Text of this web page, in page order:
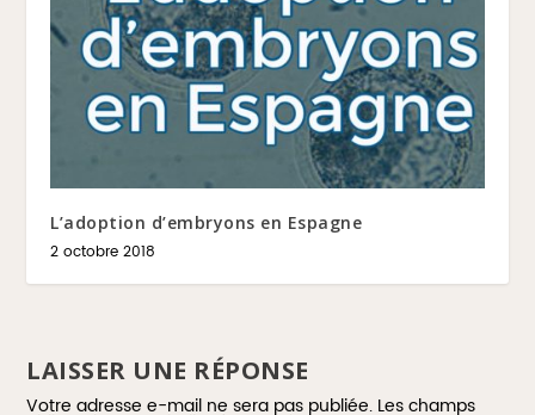
L’adoption d’embryons en Espagne
2 octobre 2018
LAISSER UNE RÉPONSE
Votre adresse e-mail ne sera pas publiée. Les champs